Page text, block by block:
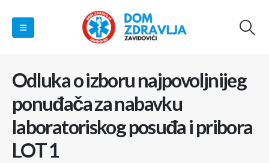
Odluka o izboru najpovoljnijeg
ponuđača za nabavku
laboratoriskog posuđa i pribora
LOT 1